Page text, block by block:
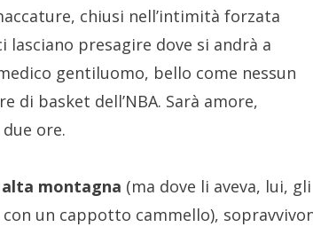
chiusi nell’intimità forzata
lasciano presagire dove si andrà a
gentiluomo, bello come nessun
di basket dell’NBA. Sarà amore,
ore.
montagna (ma dove li aveva, lui, gli
un cappotto cammello),